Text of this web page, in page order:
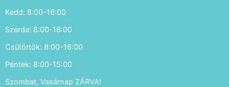
Kedd: 8:00-16:00
Szerda: 8:00-16:00
Csütörtök: 8:00-16:00
Péntek: 8:00-15:00
Szombat, Vasárnap ZÁRVA!